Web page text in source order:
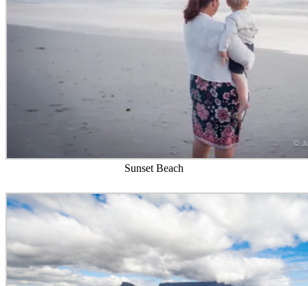
Sunset Beach